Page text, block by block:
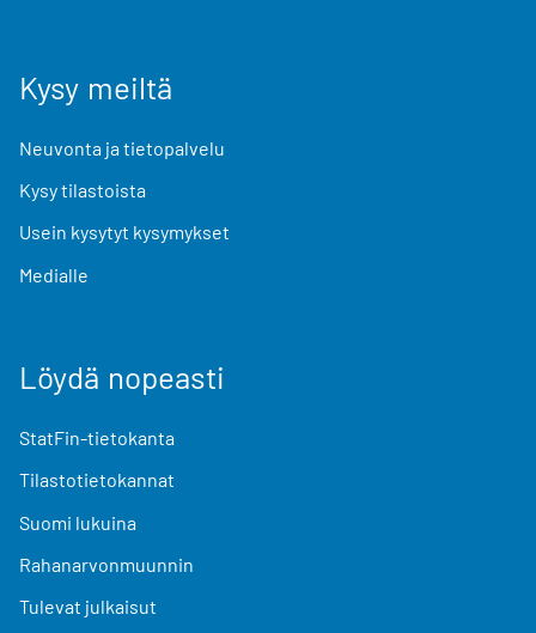
Kysy meiltä
Neuvonta ja tietopalvelu
Kysy tilastoista
Usein kysytyt kysymykset
Medialle
Löydä nopeasti
StatFin-tietokanta
Tilastotietokannat
Suomi lukuina
Rahanarvonmuunnin
Tulevat julkaisut